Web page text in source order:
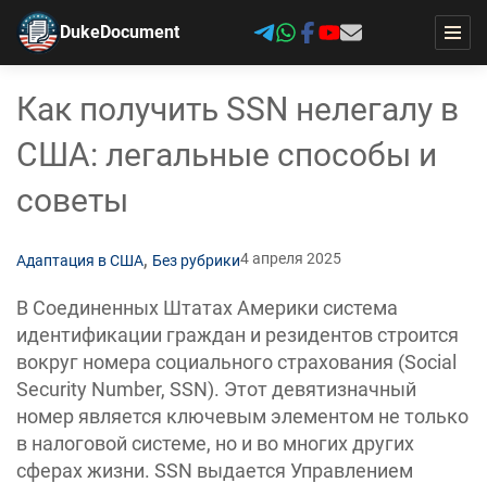
DukeDocument
Как получить SSN нелегалу в
США: легальные способы и
советы
Адаптация в США, Без рубрики4 апреля 2025
В Соединенных Штатах Америки система
идентификации граждан и резидентов строится
вокруг номера социального страхования (Social
Security Number, SSN). Этот девятизначный
номер является ключевым элементом не только
в налоговой системе, но и во многих других
сферах жизни. SSN выдается Управлением